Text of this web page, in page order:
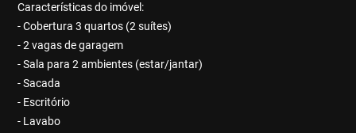
Características do imóvel:
- Cobertura 3 quartos (2 suítes)
- 2 vagas de garagem
- Sala para 2 ambientes (estar/jantar)
- Sacada
- Escritório
- Lavabo